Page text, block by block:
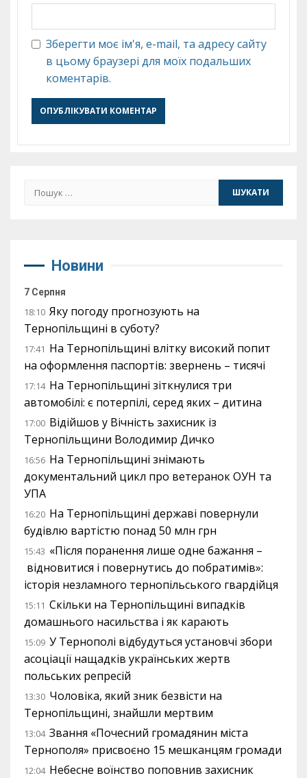
Зберегти моє ім'я, e-mail, та адресу сайту
в цьому браузері для моїх подальших
коментарів.
Пошук:
Новини
7 Серпня
18:10 Яку погоду прогнозують на
Тернопільщині в суботу?
17:41 На Тернопільщині влітку високий попит
на оформлення паспортів: звернень – тисячі
17:14 На Тернопільщині зіткнулися три
автомобілі: є потерпілі, серед яких – дитина
17:00 Відійшов у Вічність захисник із
Тернопільщини Володимир Дичко
16:56 На Тернопільщині знімають
документальний цикл про ветеранок ОУН та
УПА
16:20 На Тернопільщині державі повернули
будівлю вартістю понад 50 млн грн
15:43 «Після поранення лише одне бажання –
відновитися і повернутись до побратимів»:
історія незламного тернопільського гвардійця
15:11 Скільки на Тернопільщині випадків
домашнього насильства і як карають
15:09 У Тернополі відбудуться установчі збори
асоціації нащадків українських жертв
польських репресій
13:30 Чоловіка, який зник безвісти на
Тернопільщині, знайшли мертвим
13:04 Звання «Почесний громадянин міста
Тернополя» присвоєно 15 мешканцям громади
12:04 Небесне воїнство поповнив захисник